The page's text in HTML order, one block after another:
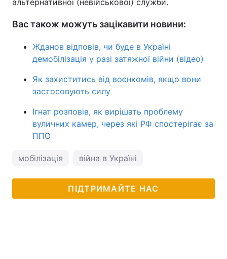
альтернативної (невійськової) служби.
Вас також можуть зацікавити новини:
Жданов відповів, чи буде в Україні
демобілізація у разі затяжної війни (відео)
Як захиститись від воєнкомів, якщо вони
застосовують силу
Ігнат розповів, як вирішать проблему
вуличних камер, через які РФ спостерігає за
ППО
мобілізація війна в Україні
ПІДТРИМАЙТЕ НАС